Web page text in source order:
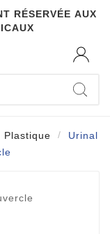
RÉSERVÉE AUX
Plastique
Urinal